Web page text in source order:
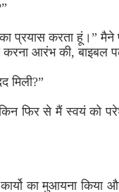
प्रयास करता हूं।”
करना आरंभ की,
मिली?”
फिर से मैं स्वयं को
का मुआयना